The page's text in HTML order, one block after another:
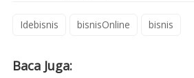
Idebisnis bisnisOnline bisnis
Baca Juga: